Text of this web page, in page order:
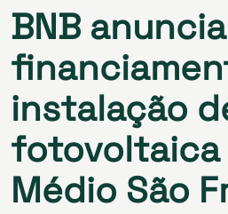
BNB anuncia
instalação
fotovoltaica
Médio São